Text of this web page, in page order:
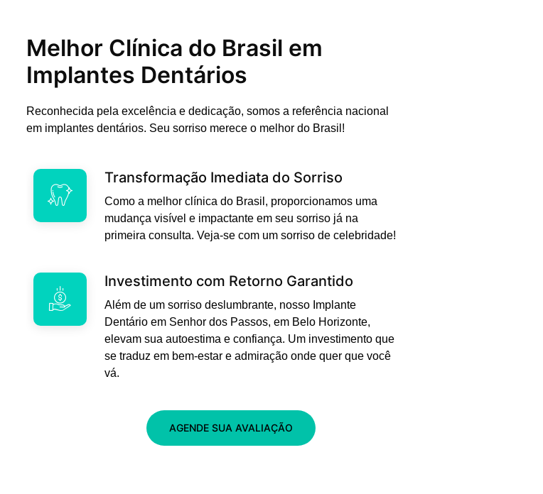
Melhor Clínica do Brasil em
Implantes Dentários
Reconhecida pela excelência e dedicação, somos a referência nacional
em implantes dentários. Seu sorriso merece o melhor do Brasil!
Transformação Imediata do Sorriso
Como a melhor clínica do Brasil, proporcionamos uma
mudança visível e impactante em seu sorriso já na
primeira consulta. Veja-se com um sorriso de celebridade!
Investimento com Retorno Garantido
Além de um sorriso deslumbrante, nosso Implante
Dentário em Senhor dos Passos, em Belo Horizonte,
elevam sua autoestima e confiança. Um investimento que
se traduz em bem-estar e admiração onde quer que você
vá.
AGENDE SUA AVALIAÇÃO